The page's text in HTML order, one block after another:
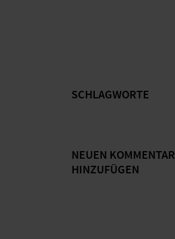
SCHLAGWORTE
NEUEN KOMMENTAR
HINZUFÜGEN